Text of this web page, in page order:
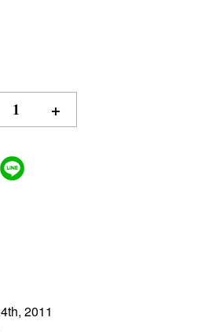
+
2011